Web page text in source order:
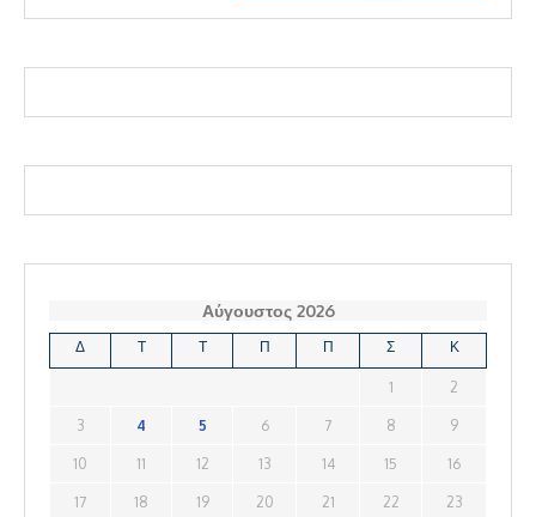
Αύγουστος 2026
Δ Τ Τ Π Π Σ Κ
1 2
3 4 5 6 7 8 9
10 11 12 13 14 15 16
17 18 19 20 21 22 23